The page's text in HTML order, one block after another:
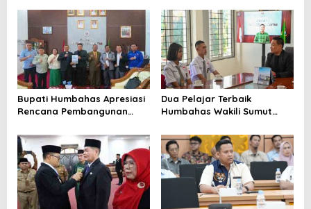
Toba
Bupati Humbahas Apresiasi
Rencana Pembangunan
Marbun Pollung
Dua Pelajar Terbaik
Humbahas Wakili Sumut
Paskibraka 2026